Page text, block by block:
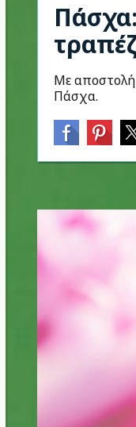
Πάσχα:
Με αποστολή
Πάσχα.